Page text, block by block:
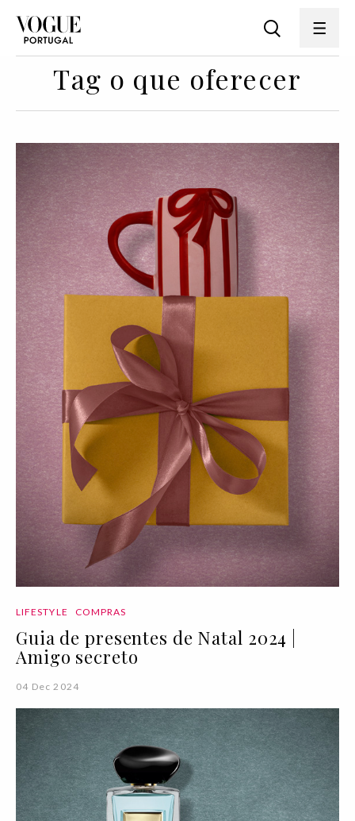
Tag o que oferecer
LIFESTYLE COMPRAS
Guia de presentes de Natal 2024 |
Amigo secreto
04 Dec 2024